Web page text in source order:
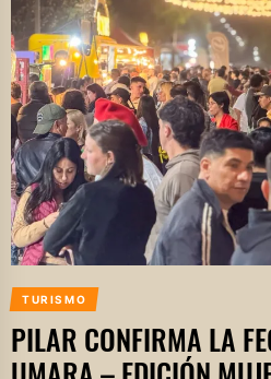
TURISMO
PILAR CONFIRMA LA